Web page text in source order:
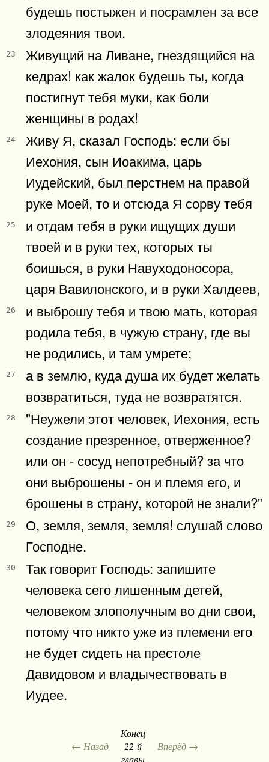
будешь постыжен и посрамлен за все
злодеяния твои.
23
Живущий на Ливане, гнездящийся на
кедрах! как жалок будешь ты, когда
постигнут тебя муки, как боли
женщины в родах!
24
Живу Я, сказал Господь: если бы
Иехония, сын Иоакима, царь
Иудейский, был перстнем на правой
руке Моей, то и отсюда Я сорву тебя
25
и отдам тебя в руки ищущих души
твоей и в руки тех, которых ты
боишься, в руки Навуходоносора,
царя Вавилонского, и в руки Халдеев,
26
и выброшу тебя и твою мать, которая
родила тебя, в чужую страну, где вы
не родились, и там умрете;
27
а в землю, куда душа их будет желать
возвратиться, туда не возвратятся.
28
"Неужели этот человек, Иехония, есть
создание презренное, отверженное?
или он - сосуд непотребный? за что
они выброшены - он и племя его, и
брошены в страну, которой не знали?"
29
О, земля, земля, земля! слушай слово
Господне.
30
Так говорит Господь: запишите
человека сего лишенным детей,
человеком злополучным во дни свои,
потому что никто уже из племени его
не будет сидеть на престоле
Давидовом и владычествовать в
Иудее.
← Назад
Конец
22-й
главы
Вперёд →